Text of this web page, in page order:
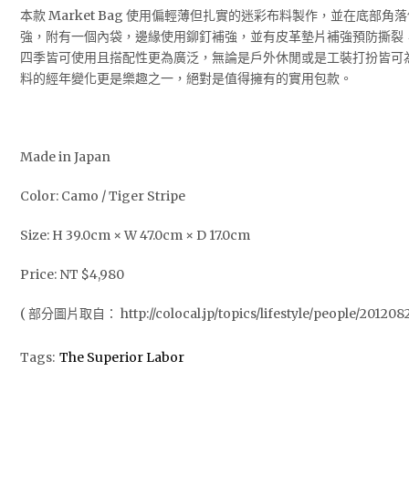
本款 Market Bag 使用偏輕薄但扎實的迷彩布料製作，並在底部角
強，附有一個內袋，邊緣使用鉚釘補強，並有皮革墊片補強預防撕
四季皆可使用且搭配性更為廣泛，無論是戶外休閒或是工裝打扮皆
料的經年變化更是樂趣之一，絕對是值得擁有的實用包款。
Made in Japan
Color: Camo / Tiger Stripe
Size: H 39.0cm × W 47.0cm × D 17.0cm
Price: NT $4,980
( 部分圖片取自： http://colocal.jp/topics/lifestyle/people/
Tags: The Superior Labor